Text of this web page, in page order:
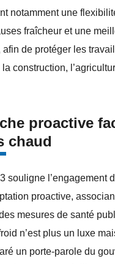
notamment une
fraîcheur et une
de protéger les
construction,
proactive
chaud
souligne l’engagement
proactive,
mesures de santé
n’est plus un luxe
un porte-parole du